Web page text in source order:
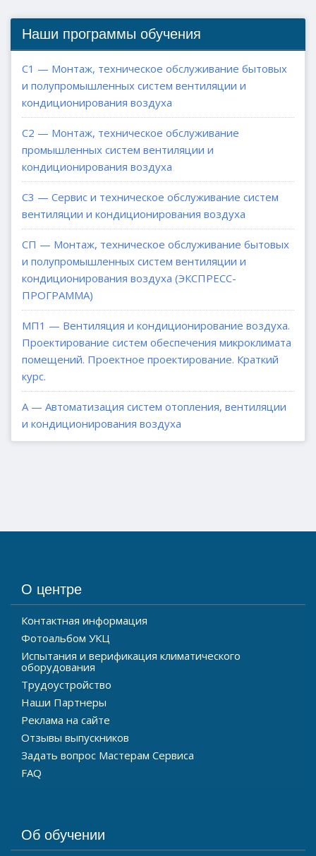
Наши программы обучения
С1 — Монтаж, техническое обслуживание бытовых
и полупромышленных систем вентиляции и
кондиционирования воздуха
С2 — Монтаж, техническое обслуживание
промышленных систем вентиляции и
кондиционирования воздуха
С3 — Сервис и техническое обслуживание систем
вентиляции и кондиционирования воздуха
СП — Монтаж, техническое обслуживание бытовых
и полупромышленных систем вентиляции и
кондиционирования воздуха (ЭКСПРЕСС-
ПРОГРАММА)
МП1 — Вентиляция и кондиционирование воздуха.
Проектирование систем обеспечения микроклимата
помещений. Проектное проектирование. Краткий
курс.
А — Автоматизация систем отопления, вентиляции
и кондиционирования воздуха
О центре
Контактная информация
Фотоальбом УКЦ
Испытания и верификация климатического
оборудования
Трудоустройство
Наши Партнеры
Реклама на сайте
Отзывы выпускников
Задать вопрос Мастерам Сервиса
FAQ
Об обучении